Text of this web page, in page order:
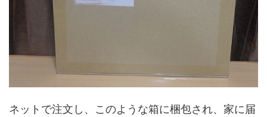
ネットで注文し、このような箱に梱包され、家に届